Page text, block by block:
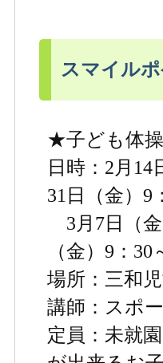
スマイル
★子ども体
日時：2月
31日（金）9
3月7日（
（金）9：30
場所：三和
講師：スポ
定員：未就